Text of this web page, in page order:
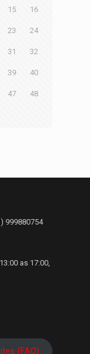
15 16
23 24
31 32
39 40
47 48
999880754
as 17:00,
(FAQ)